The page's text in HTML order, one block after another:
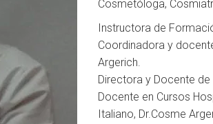
Cosmetóloga,
Instructora de
Coordinadora y
Argerich.
Directora y Docente de
Docente en Cursos
Italiano, Dr.Cosme